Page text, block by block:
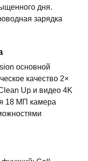
дня.
зарядка
основной
качество 2×
Up и видео 4K
18 МП камера